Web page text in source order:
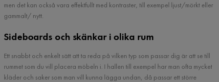
men det kan också vara effektfullt med kontraster, till exempel ljust/mörkt eller
gammalt/ nytt.
Sideboards och skänkar i olika rum
Ett snabbt och enkelt sätt att ta reda på vilken typ som passar dig är att se till
rummet som du vill placera möbeln i. I hallen till exempel har man ofta mycket
kläder och saker som man vill kunna lägga undan, då passar ett större